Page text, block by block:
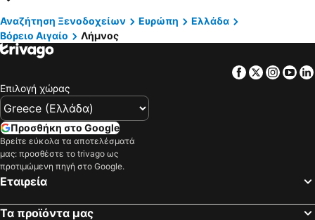
Ξενοδοχεία Σκιάθος
Ξενοδοχεία Άνδρος
Ξενοδοχεία Σύρος
Ξενοδοχεία Κύθηρα
Ξενοδοχεία Σκόπελος
Αναζήτηση Ξενοδοχείων Ευρώπη
Ελλάδα
Βόρειο Αιγαίο
Λήμνος
Facebook
Twitter
Επιλογή χώρας
Προσθήκη στο Google
Βρείτε εύκολα τα αποτελέσματά
μας: προσθέστε το trivago ως
προτιμώμενη πηγή στο Google.
Εταιρεία
Τα προϊόντα μας